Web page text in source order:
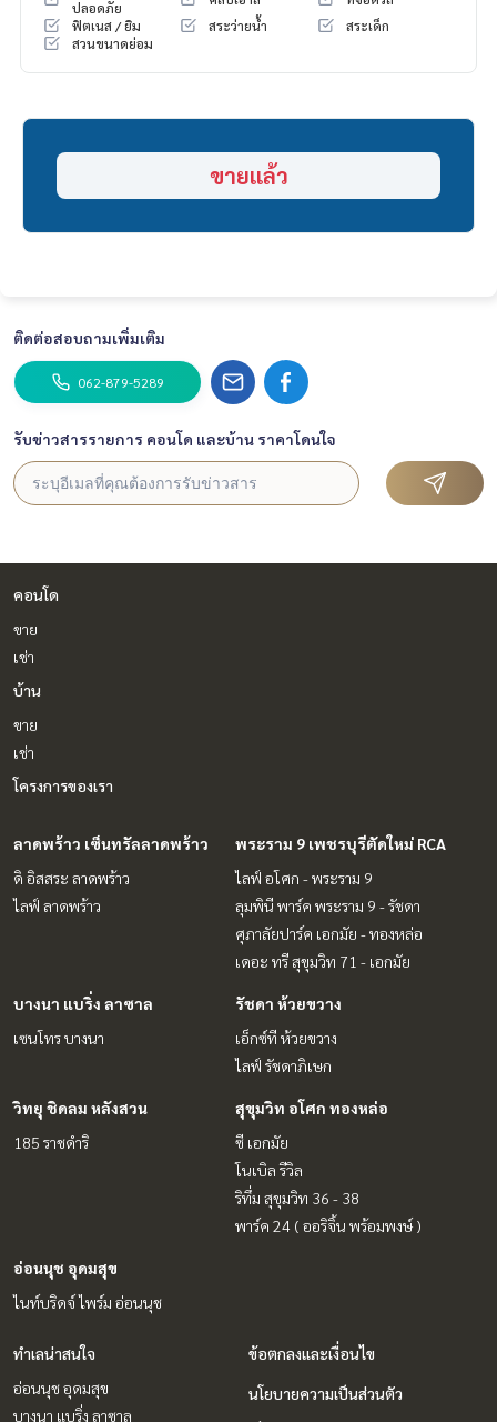
หรือคลิกhttps://lin.ee/2g9eaj7
✔️ ที่ปรึกษามืออาชีพ ประสบการณ์มากกว่า 6 ปี
✔️ ข้อมูลเชิงลึกโดยผู้เชี่ยวชาญในพื้นที่
www.homerealestateservices.co.th
“HOME - Real Estate Services”
ปลอดภัย
ฟิตเนส / ยิม
สระว่ายน้ำ
สระเด็ก
สวนขนาดย่อม
ขายแล้ว
ติดต่อสอบถามเพิ่มเติม
062-879-5289
รับข่าวสารรายการ คอนโด และบ้าน ราคาโดนใจ
คอนโด
ขาย
เช่า
บ้าน
ขาย
เช่า
โครงการของเรา
ลาดพร้าว เซ็นทรัลลาดพร้าว
ดิ อิสสระ ลาดพร้าว
ไลฟ์ ลาดพร้าว
พระราม 9 เพชรบุรีตัดใหม่ RCA
ไลฟ์ อโศก - พระราม 9
ลุมพินี พาร์ค พระราม 9 - รัชดา
ศุภาลัยปาร์ค เอกมัย - ทองหล่อ
เดอะ ทรี สุขุมวิท 71 - เอกมัย
บางนา แบริ่ง ลาซาล
เซนโทร บางนา
รัชดา ห้วยขวาง
เอ็กซ์ที ห้วยขวาง
ไลฟ์ รัชดาภิเษก
วิทยุ ชิดลม หลังสวน
185 ราชดำริ
สุขุมวิท อโศก ทองหล่อ
ซี เอกมัย
โนเบิล รีวิล
ริทึ่ม สุขุมวิท 36 - 38
พาร์ค 24 ( ออริจิ้น พร้อมพงษ์ )
อ่อนนุช อุดมสุข
ไนท์บริดจ์ ไพร์ม อ่อนนุช
ทำเลน่าสนใจ
อ่อนนุช อุดมสุข
บางนา แบริ่ง ลาซาล
ข้อตกลงและเงื่อนไข
นโยบายความเป็นส่วนตัว